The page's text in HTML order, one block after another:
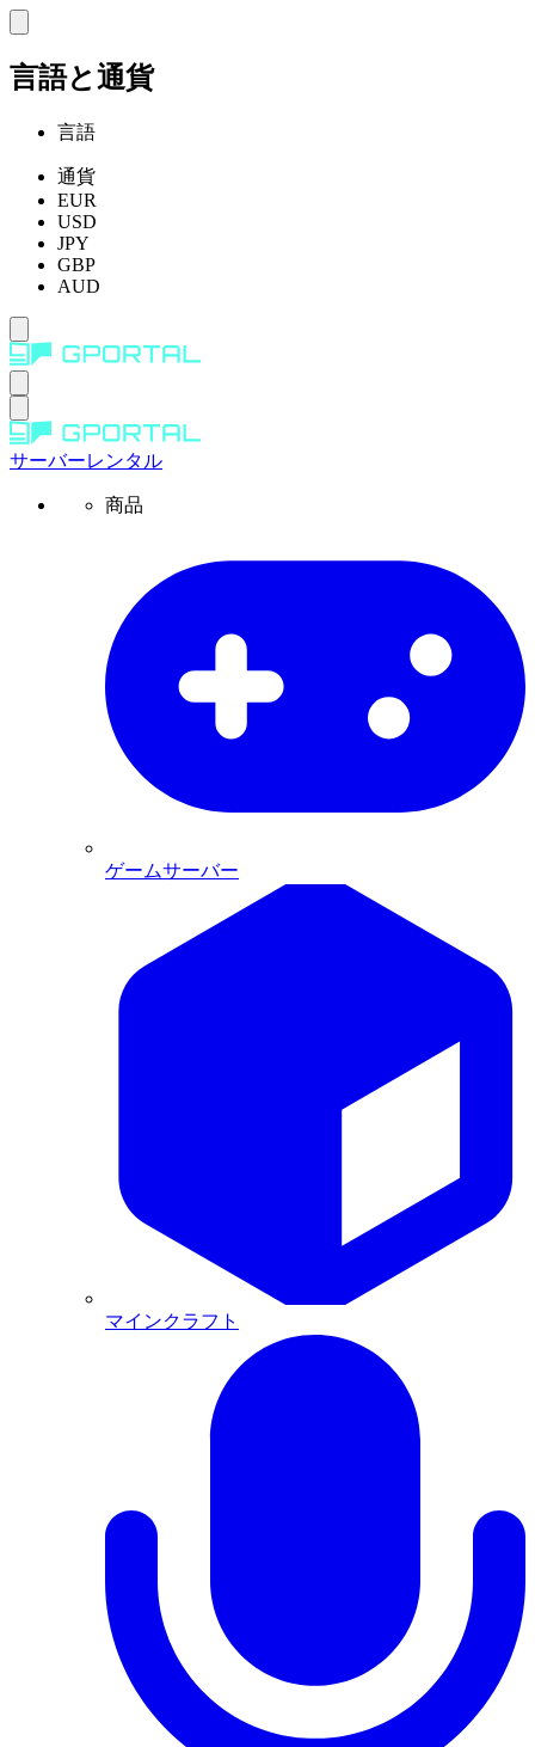
言語と通貨
言語
通貨
EUR
USD
JPY
GBP
AUD
サーバーレンタル
商品
ゲームサーバー
マインクラフト